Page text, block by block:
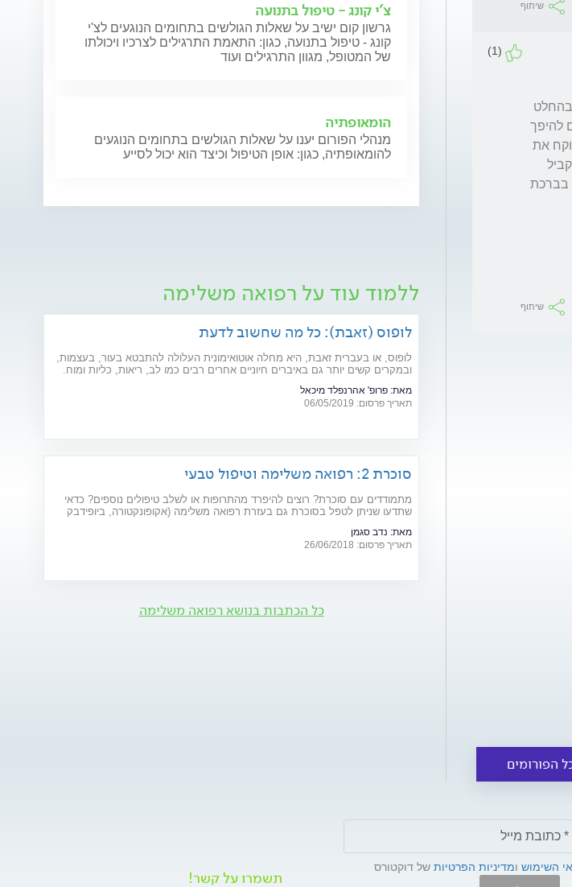
שיתוף
(1)
שיתוף
הפורומים
צ'י קונג - טיפול בתנועה
גרשון קום ישיב על שאלות הגולשים בתחומים הנוגעים לצ'י
קונג - טיפול בתנועה, כגון: התאמת התרגילים לצרכיו ויכולתו
של המטופל, מגוון התרגילים ועוד
הומאופתיה
מנהלי הפורום יענו על שאלות הגולשים בתחומים הנוגעים
להומאופתיה, כגון: אופן הטיפול וכיצד הוא יכול לסייע
ללמוד עוד על רפואה משלימה
לופוס (זאבת): כל מה שחשוב לדעת
לופוס, או בעברית זאבת, היא מחלה אוטואימונית העלולה להתבטא בעור, בעצמות,
ובמקרים קשים יותר גם באיברים חיוניים אחרים רבים כמו לב, ריאות, כליות ומוח.
בשנים האחרונות? כתבה לרגל יום המודעות למחלה (10.5)
מאת: פרופ' אהרנפלד מיכאל
תאריך פרסום: 06/05/2019
סוכרת 2: רפואה משלימה וטיפול טבעי
מתמודדים עם סוכרת? רוצים להיפרד מהתרופות או לשלב טיפולים נוספים? כדאי
שתדעו שניתן לטפל בסוכרת גם בעזרת רפואה משלימה (אקופונקטורה, ביופידבק
מאת: נדב סגמן
תאריך פרסום: 26/06/2018
כל הכתבות בנושא רפואה משלימה
השימוש ומדיניות הפרטיות של דוקטורס
תשמרו על קשר!